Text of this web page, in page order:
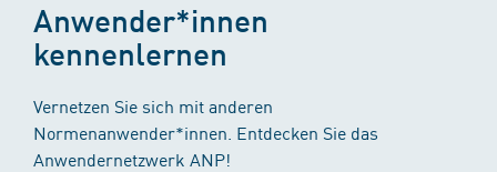
Anwender*innen
kennenlernen
Vernetzen Sie sich mit anderen
Normenanwender*innen. Entdecken Sie das
Anwendernetzwerk ANP!